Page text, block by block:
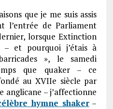
que je me suis assis
l’entrée de Parliament
lorsque Extinction
et pourquoi j’étais à
», le samedi
que quaker – ce
au XVIIe siècle par
anglicane – j’affectionne
hymne shaker–